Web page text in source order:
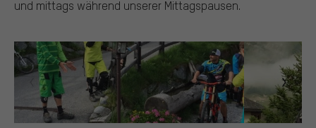
und mittags während unserer Mittagspausen.